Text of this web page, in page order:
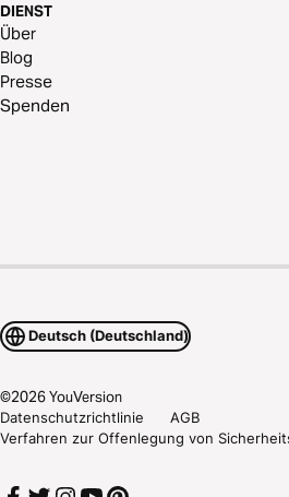
DIENST
Über
Blog
Presse
Spenden
Deutsch (Deutschland)
©2026YouVersion
Datenschutzrichtlinie
AGB
Verfahren zur Offenlegung von